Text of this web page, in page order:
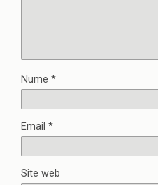
Nume *
Email *
Site web